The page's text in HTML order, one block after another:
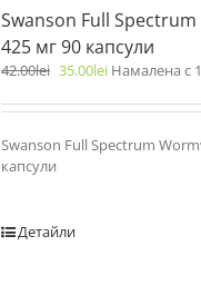
Swanson Full
425 мг 90 капсули
42.00lei 35.00lei Намалена с
Swanson Full Spectrum
капсули
Детайли